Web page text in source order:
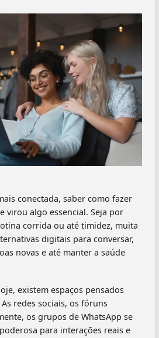
conectada, saber como fazer
virou algo essencial. Seja por
corrida ou até timidez, muita
digitais para conversar,
novas e até manter a saúde
existem espaços pensados
redes sociais, os fóruns
os grupos de WhatsApp se
para interações reais e